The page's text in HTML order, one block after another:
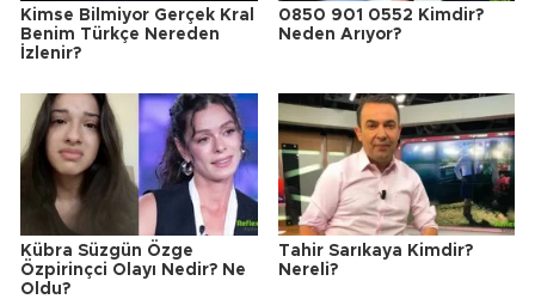
Kimse Bilmiyor Gerçek Kral
Benim Türkçe Nereden
İzlenir?
0850 901 0552 Kimdir?
Neden Arıyor?
Kübra Süzgün Özge
Özpirinçci Olayı Nedir? Ne
Oldu?
Tahir Sarıkaya Kimdir?
Nereli?